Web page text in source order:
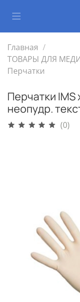
Главная
ТОВАРЫ ДЛЯ
Перчатки
Перчатки IMS
неопудр.
(0)